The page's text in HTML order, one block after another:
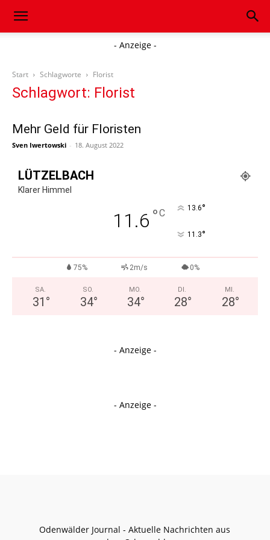
- Anzeige -
Start Schlagworte Florist
Schlagwort: Florist
Mehr Geld für Floristen
Sven Iwertowski - 18. August 2022
LÜTZELBACH
Klarer Himmel
11.6 °C 13.6°
11.3°
75% 2m/s 0%
SA.
31 °
SO.
34°
MO.
34°
DI.
28°
MI.
28°
- Anzeige -
- Anzeige -
Odenwälder Journal - Aktuelle Nachrichten aus